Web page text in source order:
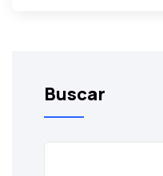
Buscar